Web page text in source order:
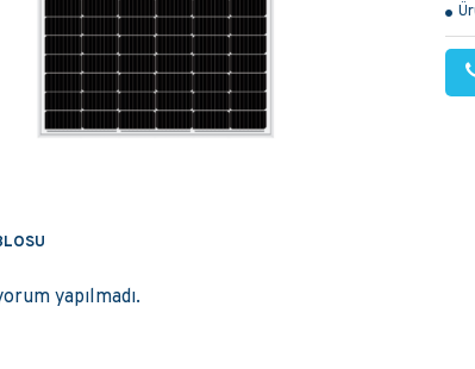
yapılmadı.